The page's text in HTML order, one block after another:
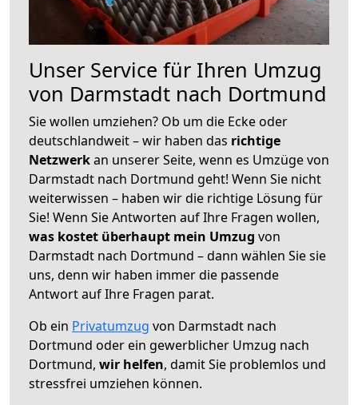
Unser Service für Ihren Umzug
von Darmstadt nach Dortmund
Sie wollen umziehen? Ob um die Ecke oder
deutschlandweit – wir haben das richtige
Netzwerkan unserer Seite, wenn es Umzüge von
Darmstadt nach Dortmund geht! Wenn Sie nicht
weiterwissen – haben wir die richtige Lösung für
Sie! Wenn Sie Antworten auf Ihre Fragen wollen,
was kostet überhaupt mein Umzug von
Darmstadt nach Dortmund – dann wählen Sie sie
uns, denn wir haben immer die passende
Antwort auf Ihre Fragen parat.
Ob ein Privatumzug von Darmstadt nach
Dortmund oder ein gewerblicher Umzug nach
Dortmund, wir helfen, damit Sie problemlos und
stressfrei umziehen können.